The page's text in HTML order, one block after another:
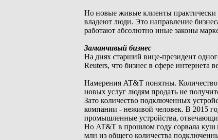
Но новые живые клиенты практически
владеют люди. Это направление
работают абсолютно иные законы
Заманчивый бизнес
На днях старший вице-президент
Reuters, что бизнес в сфере
Намерения AT&T понятны.
новых услуг людям продать не
Зато количество подключенных
компании - неживой человек. В 2015
промышленные устройства,
Но AT&T в прошлом году сорвала куш
млн из общего количества